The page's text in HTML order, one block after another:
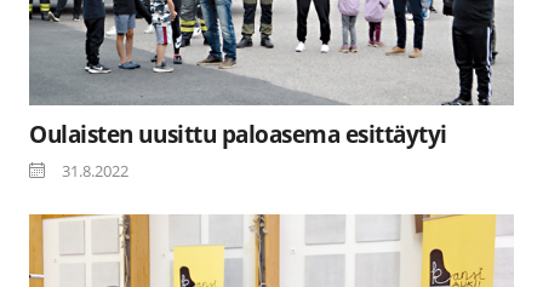
Oulaisten uusittu paloasema esittäytyi
31.8.2022